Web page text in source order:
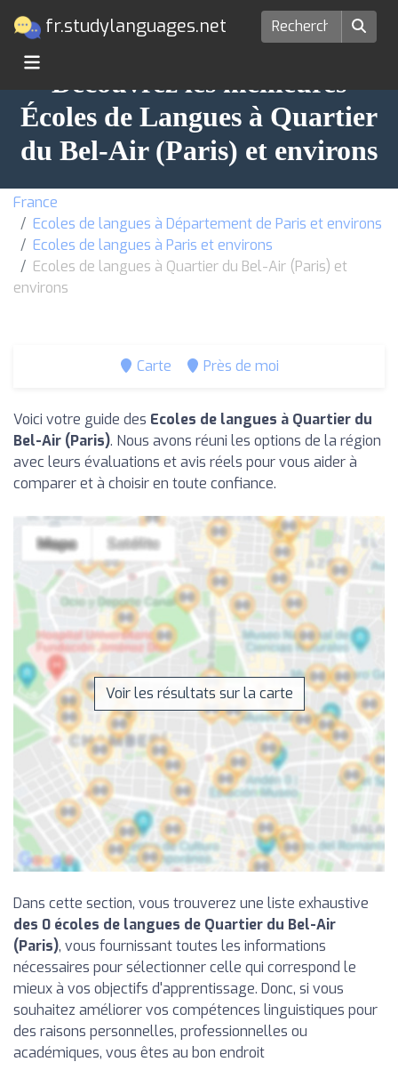
fr.studylanguages.net
Découvrez les meilleures
Écoles de Langues à Quartier
du Bel-Air (Paris) et environs
France
Ecoles de langues à Département de Paris et environs
Ecoles de langues à Paris et environs
Ecoles de langues à Quartier du Bel-Air (Paris) et
environs
Carte Près de moi
Voici votre guide des Ecoles de langues à Quartier du
Bel-Air (Paris). Nous avons réuni les options de la région
avec leurs évaluations et avis réels pour vous aider à
comparer et à choisir en toute confiance.
Voir les résultats sur la carte
Dans cette section, vous trouverez une liste exhaustive
des 0 écoles de langues de Quartier du Bel-Air
(Paris), vous fournissant toutes les informations
nécessaires pour sélectionner celle qui correspond le
mieux à vos objectifs d'apprentissage. Donc, si vous
souhaitez améliorer vos compétences linguistiques pour
des raisons personnelles, professionnelles ou
académiques, vous êtes au bon endroit